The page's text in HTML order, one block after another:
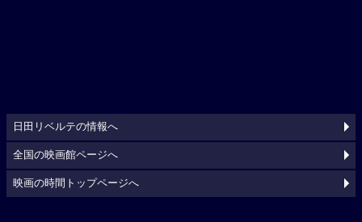
日田リベルテの情報へ
全国の映画館ページへ
映画の時間トップページへ